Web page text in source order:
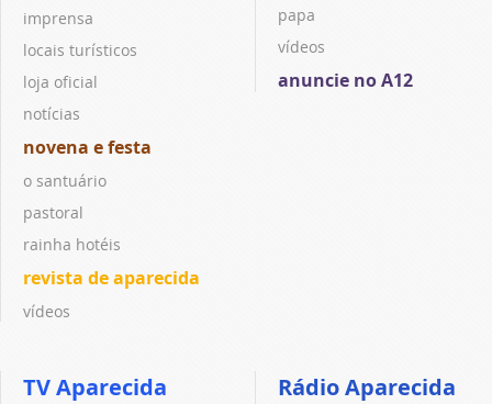
imprensa
locais turísticos
loja oficial
notícias
novena e festa
o santuário
pastoral
rainha hotéis
revista de aparecida
vídeos
papa
vídeos
anuncie no A12
TV Aparecida Rádio Aparecida